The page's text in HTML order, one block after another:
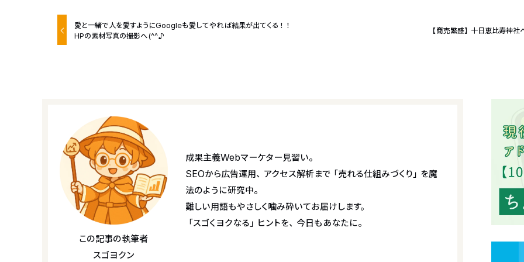
愛と一緒で人を愛すようにGoogleも愛してやれば結果が出てくる！！
HPの素材写真の撮影へ(^^♪
【商売繁盛】十日恵比寿神社
この記事の執筆者
スゴヨクン
成果主義Webマーケター見習い。
SEOから広告運用、アクセス解析まで「売れる仕組みづくり」を魔
法のように研究中。
難しい用語もやさしく噛み砕いてお届けします。
「スゴくヨクなる」ヒントを、今日もあなたに。